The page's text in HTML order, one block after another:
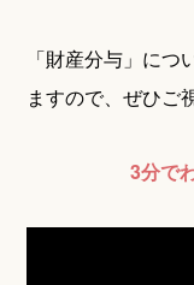
「財産分与」に
ますので、ぜひご
3分で